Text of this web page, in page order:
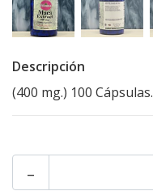
Descripción
(400 mg.) 100 Cápsulas.
-